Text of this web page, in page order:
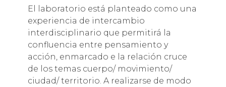
El laboratorio está planteado como una
experiencia de intercambio
interdisciplinario que permitirá la
confluencia entre pensamiento y
acción, enmarcado e la relación cruce
de los temas cuerpo/ movimiento/
ciudad/ territorio. A realizarse de modo